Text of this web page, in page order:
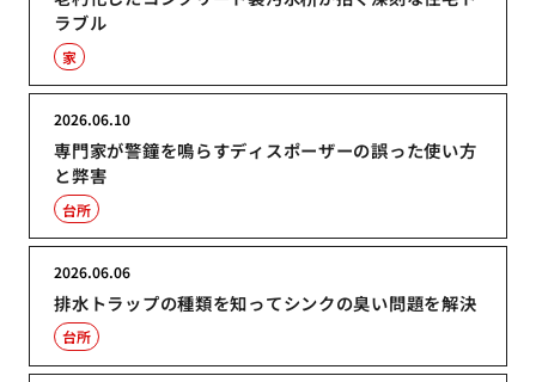
ラブル
家
専門家が警鐘を鳴らすディスポーザーの誤った使い方
と弊害
2026.06.10
台所
排水トラップの種類を知ってシンクの臭い問題を解決
2026.06.06
台所